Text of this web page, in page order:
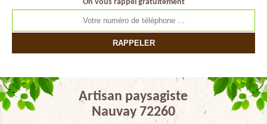
On vous rappel gratuitement
Artisan paysagiste
Nauvay 72260